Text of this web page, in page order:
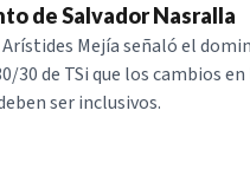
de Salvador Nasralla
Mejía señaló el
30 de TSi que los cambios
ser inclusivos.